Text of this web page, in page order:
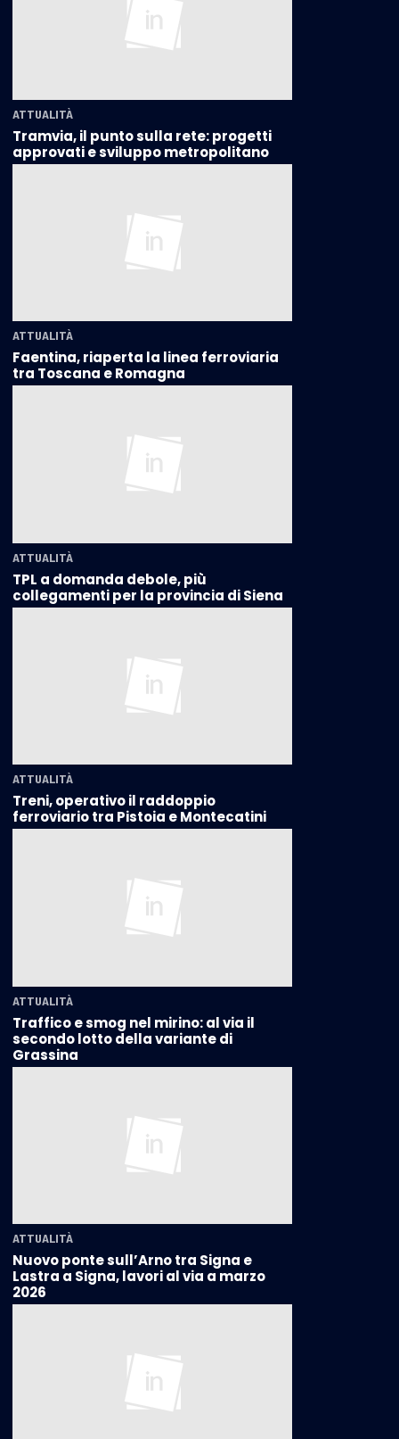
ATTUALITÀ
Tramvia, il punto sulla rete: progetti
approvati e sviluppo metropolitano
ATTUALITÀ
Faentina, riaperta la linea ferroviaria
tra Toscana e Romagna
ATTUALITÀ
TPL a domanda debole, più
collegamenti per la provincia di Siena
ATTUALITÀ
Treni, operativo il raddoppio
ferroviario tra Pistoia e Montecatini
ATTUALITÀ
Traffico e smog nel mirino: al via il
secondo lotto della variante di
Grassina
ATTUALITÀ
Nuovo ponte sull’Arno tra Signa e
Lastra a Signa, lavori al via a marzo
2026